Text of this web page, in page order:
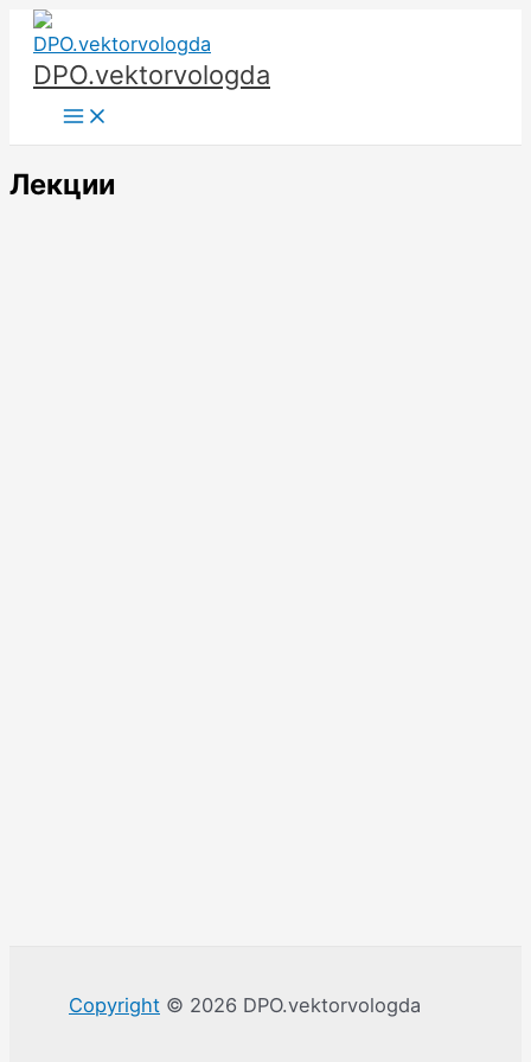
Перейти
содержимому
DPO.vektorvologda
Main
Лекции
Copyright © 2026 DPO.vektorvologda